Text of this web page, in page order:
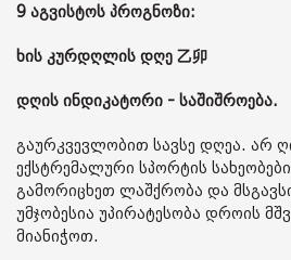
9 აგვისტოს პროგნოზი:
ხის კურდღლის დღე 乙卯
დღის ინდიკატორი - საშიშროება.
გაურკვევლობით სავსე დღეა. არ
ექსტრემალური სპორტის
გამორიცხეთ ლაშქრობა და
უმჯობესია უპირატესობა დროის
მიანიჭოთ.